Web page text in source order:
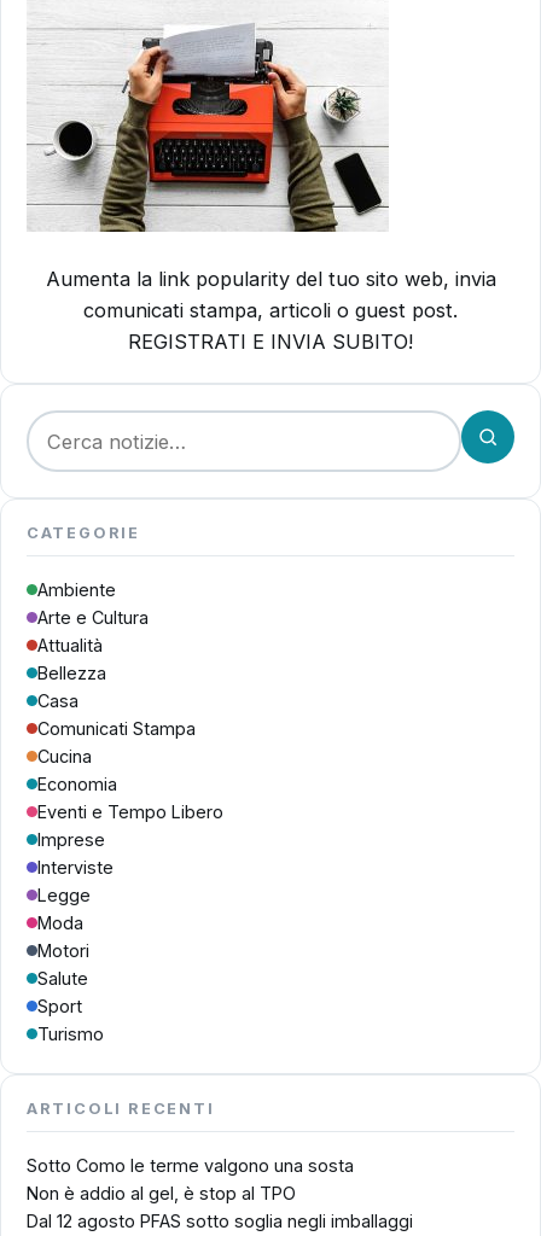
Aumenta la link popularity del tuo sito web, invia
comunicati stampa, articoli o guest post.
REGISTRATI E INVIA SUBITO!
Cerca:
CATEGORIE
Ambiente
Arte e Cultura
Attualità
Bellezza
Casa
Comunicati Stampa
Cucina
Economia
Eventi e Tempo Libero
Imprese
Interviste
Legge
Moda
Motori
Salute
Sport
Turismo
ARTICOLI RECENTI
Sotto Como le terme valgono una sosta
Non è addio al gel, è stop al TPO
Dal 12 agosto PFAS sotto soglia negli imballaggi